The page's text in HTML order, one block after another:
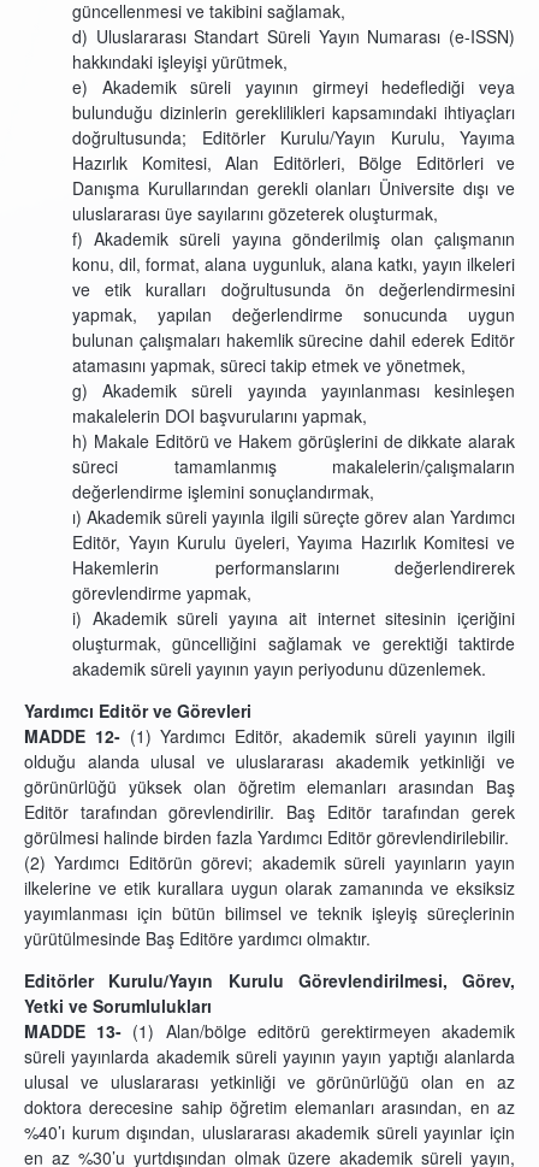
güncellenmesi ve takibini sağlamak,
d) Uluslararası Standart Süreli Yayın Numarası (e-ISSN)
hakkındaki işleyişi yürütmek,
e) Akademik süreli yayının girmeyi hedeflediği veya
bulunduğu dizinlerin gereklilikleri kapsamındaki ihtiyaçları
doğrultusunda; Editörler Kurulu/Yayın Kurulu, Yayıma
Hazırlık Komitesi, Alan Editörleri, Bölge Editörleri ve
Danışma Kurullarından gerekli olanları Üniversite dışı ve
uluslararası üye sayılarını gözeterek oluşturmak,
f) Akademik süreli yayına gönderilmiş olan çalışmanın
konu, dil, format, alana uygunluk, alana katkı, yayın ilkeleri
ve etik kuralları doğrultusunda ön değerlendirmesini
yapmak, yapılan değerlendirme sonucunda uygun
bulunan çalışmaları hakemlik sürecine dahil ederek Editör
atamasını yapmak, süreci takip etmek ve yönetmek,
g) Akademik süreli yayında yayınlanması kesinleşen
makalelerin DOI başvurularını yapmak,
h) Makale Editörü ve Hakem görüşlerini de dikkate alarak
süreci tamamlanmış makalelerin/çalışmaların
değerlendirme işlemini sonuçlandırmak,
ı) Akademik süreli yayınla ilgili süreçte görev alan Yardımcı
Editör, Yayın Kurulu üyeleri, Yayıma Hazırlık Komitesi ve
Hakemlerin performanslarını değerlendirerek
görevlendirme yapmak,
i) Akademik süreli yayına ait internet sitesinin içeriğini
oluşturmak, güncelliğini sağlamak ve gerektiği taktirde
akademik süreli yayının yayın periyodunu düzenlemek.
Yardımcı Editör ve Görevleri
MADDE 12- (1) Yardımcı Editör, akademik süreli yayının ilgili
olduğu alanda ulusal ve uluslararası akademik yetkinliği ve
görünürlüğü yüksek olan öğretim elemanları arasından Baş
Editör tarafından görevlendirilir. Baş Editör tarafından gerek
görülmesi halinde birden fazla Yardımcı Editör görevlendirilebilir.
(2) Yardımcı Editörün görevi; akademik süreli yayınların yayın
ilkelerine ve etik kurallara uygun olarak zamanında ve eksiksiz
yayımlanması için bütün bilimsel ve teknik işleyiş süreçlerinin
yürütülmesinde Baş Editöre yardımcı olmaktır.
Editörler Kurulu/Yayın Kurulu Görevlendirilmesi, Görev,
Yetki ve Sorumlulukları
MADDE 13- (1) Alan/bölge editörü gerektirmeyen akademik
süreli yayınlarda akademik süreli yayının yayın yaptığı alanlarda
ulusal ve uluslararası yetkinliği ve görünürlüğü olan en az
doktora derecesine sahip öğretim elemanları arasından, en az
%40’ı kurum dışından, uluslararası akademik süreli yayınlar için
en az %30’u yurtdışından olmak üzere akademik süreli yayın,